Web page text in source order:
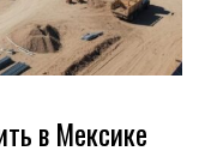
в Мексике